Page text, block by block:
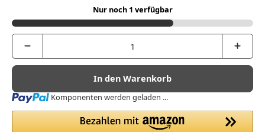
Nur noch 1 verfügbar
In den Warenkorb
Loading... Komponenten werden geladen ...